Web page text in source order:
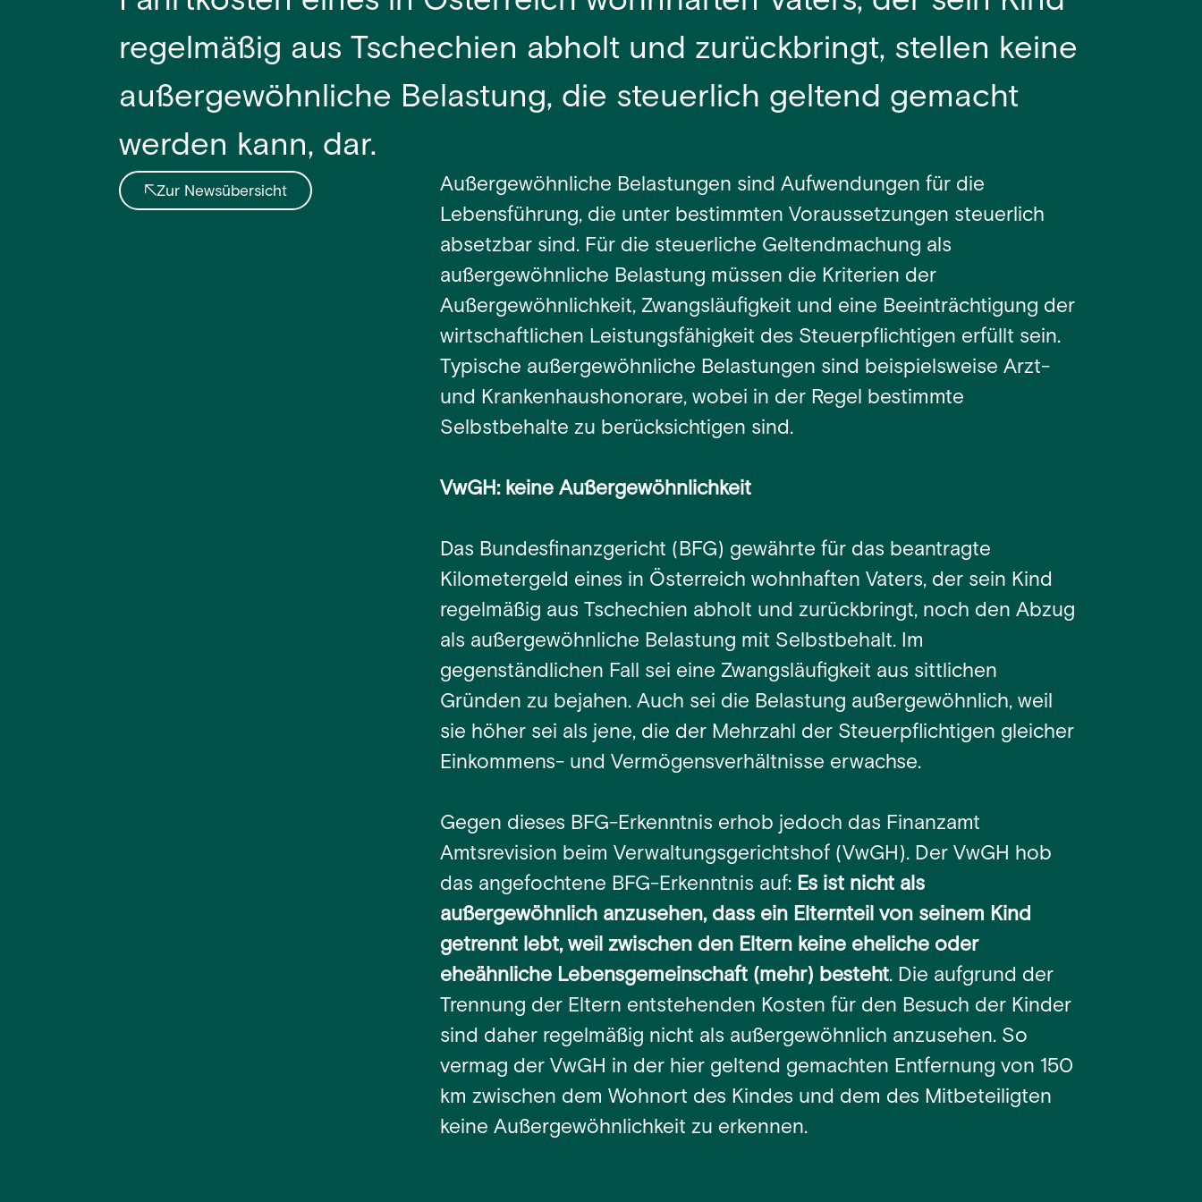
regelmäßig aus Tschechien abholt und zurückbringt, stellen keine
außergewöhnliche Belastung, die steuerlich geltend gemacht
werden kann, dar.
Zur Newsübersicht
Außergewöhnliche Belastungen sind Aufwendungen für die
Lebensführung, die unter bestimmten Voraussetzungen steuerlich
absetzbar sind. Für die steuerliche Geltendmachung als
außergewöhnliche Belastung müssen die Kriterien der
Außergewöhnlichkeit, Zwangsläufigkeit und eine Beeinträchtigung der
wirtschaftlichen Leistungsfähigkeit des Steuerpflichtigen erfüllt sein.
Typische außergewöhnliche Belastungen sind beispielsweise Arzt-
und Krankenhaushonorare, wobei in der Regel bestimmte
Selbstbehalte zu berücksichtigen sind.
VwGH: keine Außergewöhnlichkeit
Das Bundesfinanzgericht (BFG) gewährte für das beantragte
Kilometergeld eines in Österreich wohnhaften Vaters, der sein Kind
regelmäßig aus Tschechien abholt und zurückbringt, noch den Abzug
als außergewöhnliche Belastung mit Selbstbehalt. Im
gegenständlichen Fall sei eine Zwangsläufigkeit aus sittlichen
Gründen zu bejahen. Auch sei die Belastung außergewöhnlich, weil
sie höher sei als jene, die der Mehrzahl der Steuerpflichtigen gleicher
Einkommens- und Vermögensverhältnisse erwachse.
Gegen dieses BFG-Erkenntnis erhob jedoch das Finanzamt
Amtsrevision beim Verwaltungsgerichtshof (VwGH). Der VwGH hob
das angefochtene BFG-Erkenntnis auf: Es ist nicht als
außergewöhnlich anzusehen, dass ein Elternteil von seinem Kind
getrennt lebt, weil zwischen den Eltern keine eheliche oder
eheähnliche Lebensgemeinschaft (mehr) besteht. Die aufgrund der
Trennung der Eltern entstehenden Kosten für den Besuch der Kinder
sind daher regelmäßig nicht als außergewöhnlich anzusehen. So
vermag der VwGH in der hier geltend gemachten Entfernung von 150
km zwischen dem Wohnort des Kindes und dem des Mitbeteiligten
keine Außergewöhnlichkeit zu erkennen.